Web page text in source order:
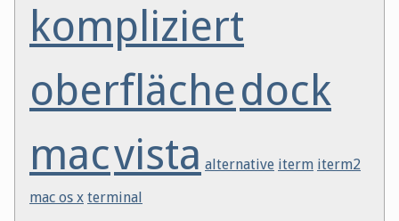
kompliziert
oberflächedock
macvista alternative iterm iterm2
mac os x terminal